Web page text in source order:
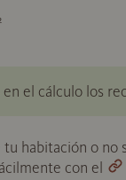
el cálculo los
habitación o no
con el